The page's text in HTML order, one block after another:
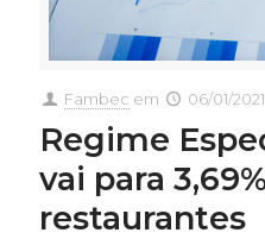
Fambec em 06/01/2021
Regime
vai para
restaurantes